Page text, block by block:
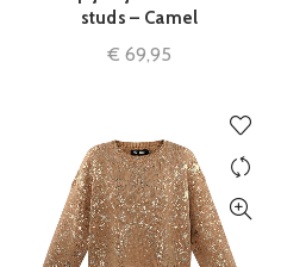
studs – Camel
€ 69,95